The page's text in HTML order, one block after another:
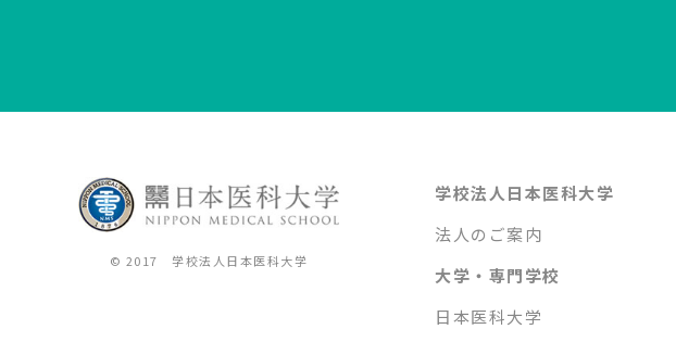
© 2017 学校法人日本医科大学
学校法人日本医科大学
法人のご案内
大学・専門学校
日本医科大学